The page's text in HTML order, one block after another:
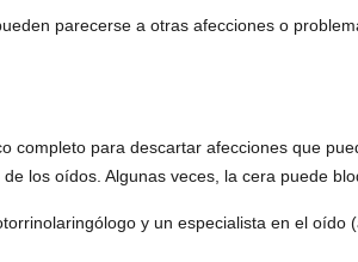
parecerse a otras afecciones o
completo para descartar afecciones que
los oídos. Algunas veces, la cera puede
y un especialista en el